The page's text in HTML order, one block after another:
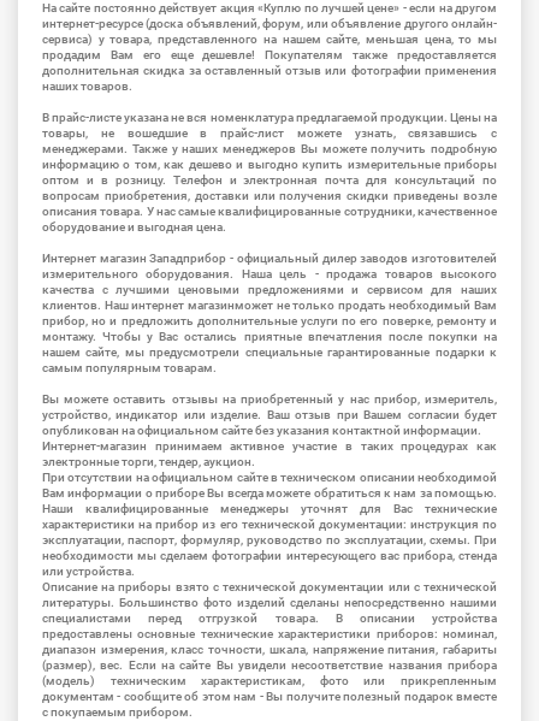
На сайте постоянно действует акция «Куплю по лучшей цене» - если на другом
интернет-ресурсе (доска объявлений, форум, или объявление другого онлайн-
сервиса) у товара, представленного на нашем сайте, меньшая цена, то мы
продадим Вам его еще дешевле! Покупателям также предоставляется
дополнительная скидка за оставленный отзыв или фотографии применения
наших товаров.
В прайс-листе указана не вся номенклатура предлагаемой продукции. Цены на
товары, не вошедшие в прайс-лист можете узнать, связавшись с
менеджерами. Также у наших менеджеров Вы можете получить подробную
информацию о том, как дешево и выгодно купить измерительные приборы
оптом и в розницу. Телефон и электронная почта для консультаций по
вопросам приобретения, доставки или получения скидки приведены возле
описания товара. У нас самые квалифицированные сотрудники, качественное
оборудование и выгодная цена.
Интернет магазин Западприбор - официальный дилер заводов изготовителей
измерительного оборудования. Наша цель - продажа товаров высокого
качества с лучшими ценовыми предложениями и сервисом для наших
клиентов. Наш интернет магазинможет не только продать необходимый Вам
прибор, но и предложить дополнительные услуги по его поверке, ремонту и
монтажу. Чтобы у Вас остались приятные впечатления после покупки на
нашем сайте, мы предусмотрели специальные гарантированные подарки к
самым популярным товарам.
Вы можете оставить отзывы на приобретенный у нас прибор, измеритель,
устройство, индикатор или изделие. Ваш отзыв при Вашем согласии будет
опубликован на официальном сайте без указания контактной информации.
Интернет-магазин принимаем активное участие в таких процедурах как
электронные торги, тендер, аукцион.
При отсутствии на официальном сайте в техническом описании необходимой
Вам информации о приборе Вы всегда можете обратиться к нам за помощью.
Наши квалифицированные менеджеры уточнят для Вас технические
характеристики на прибор из его технической документации: инструкция по
эксплуатации, паспорт, формуляр, руководство по эксплуатации, схемы. При
необходимости мы сделаем фотографии интересующего вас прибора, стенда
или устройства.
Описание на приборы взято с технической документации или с технической
литературы. Большинство фото изделий сделаны непосредственно нашими
специалистами перед отгрузкой товара. В описании устройства
предоставлены основные технические характеристики приборов: номинал,
диапазон измерения, класс точности, шкала, напряжение питания, габариты
(размер), вес. Если на сайте Вы увидели несоответствие названия прибора
(модель) техническим характеристикам, фото или прикрепленным
документам - сообщите об этом нам - Вы получите полезный подарок вместе
с покупаемым прибором.